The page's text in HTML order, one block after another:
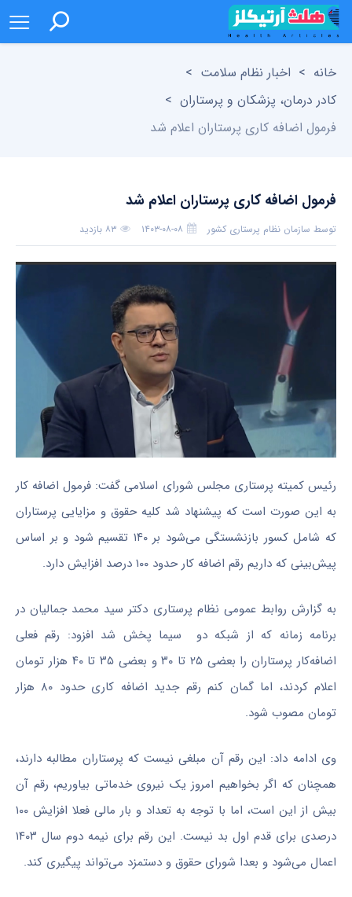
خانه > اخبار نظام سلامت >
کادر درمان، پزشکان و پرستاران >
فرمول اضافه کاری پرستاران اعلام شد
فرمول اضافه کاری پرستاران اعلام شد
توسط سازمان نظام پرستاری کشور ۱۴۰۳-۰۸-۰۸
۸۳ بازدید
بدون دیدگاه
رئیس کمیته پرستاری مجلس شورای اسلامی گفت: فرمول اضافه کار
به این صورت است که پیشنهاد شد کلیه حقوق و مزایایی پرستاران
که شامل کسور بازنشستگی‌ می‌شود بر ۱۴۰ تقسیم شود و بر اساس
پیش‌بینی که داریم رقم اضافه کار حدود ۱۰۰ درصد افزایش دارد.
به گزارش روابط عمومی نظام پرستاری دکتر سید محمد جمالیان در
برنامه زمانه که از شبکه دو سیما پخش شد افزود: رقم فعلی
اضافه‌کار پرستاران را بعضی ۲۵ تا ۳۰ و بعضی ۳۵ تا ۴۰ هزار تومان
اعلام کردند، اما گمان کنم رقم جدید اضافه کاری حدود ۸۰ هزار
تومان مصوب شود.
وی ادامه داد: این رقم آن مبلغی نیست که پرستاران مطالبه دارند،
همچنان که اگر بخواهیم امروز یک نیروی خدماتی بیاوریم، رقم آن
بیش از این است، اما با توجه به تعداد و بار مالی فعلا افزایش ۱۰۰
درصدی برای قدم اول بد نیست. این رقم برای نیمه دوم سال ۱۴۰۳
اعمال می‌شود و بعدا شورای حقوق و دستمزد می‌تواند پیگیری کند.